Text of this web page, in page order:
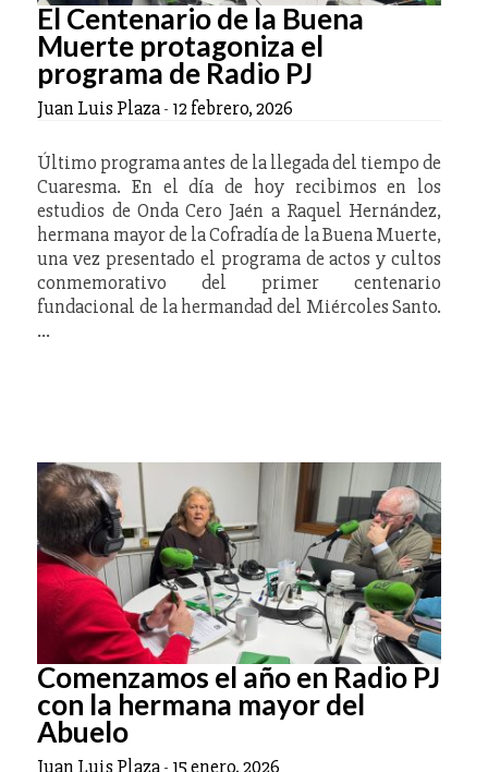
El Centenario de la Buena
Muerte protagoniza el
programa de Radio PJ
Juan Luis Plaza- 12 febrero, 2026
Último programa antes de la llegada del tiempo de
Cuaresma. En el día de hoy recibimos en los
estudios de Onda Cero Jaén a Raquel Hernández,
hermana mayor de la Cofradía de la Buena Muerte,
una vez presentado el programa de actos y cultos
conmemorativo del primer centenario
fundacional de la hermandad del Miércoles Santo.
…
Comenzamos el año en Radio PJ
con la hermana mayor del
Abuelo
Juan Luis Plaza- 15 enero, 2026